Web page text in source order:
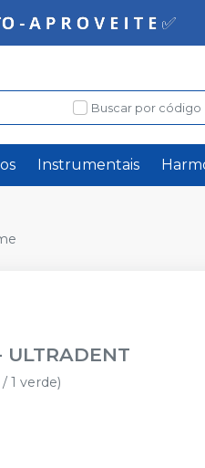
Buscar por código
Instrumentais
ULTRADENT
1 verde)